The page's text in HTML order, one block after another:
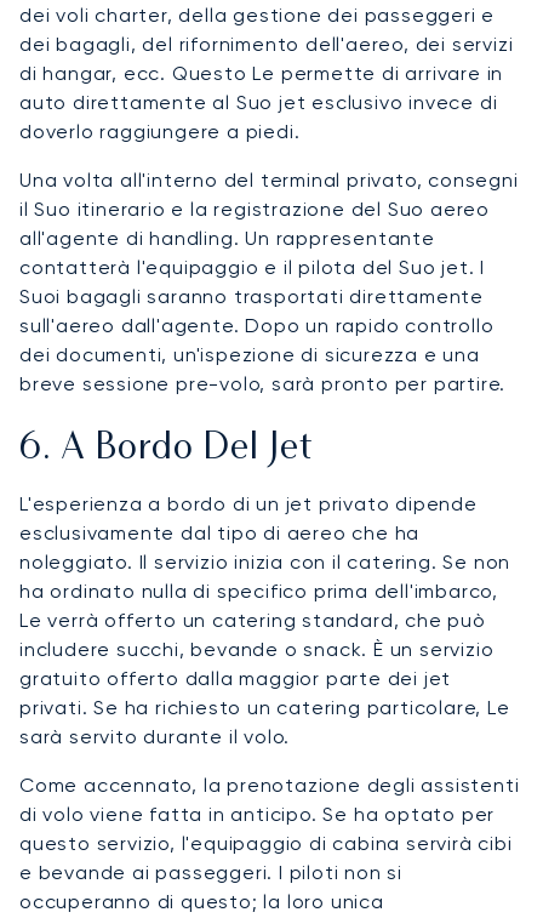
dei voli charter, della gestione dei passeggeri e
dei bagagli, del rifornimento dell'aereo, dei servizi
di hangar, ecc. Questo Le permette di arrivare in
auto direttamente al Suo jet esclusivo invece di
doverlo raggiungere a piedi.
Una volta all'interno del terminal privato, consegni
il Suo itinerario e la registrazione del Suo aereo
all'agente di handling. Un rappresentante
contatterà l'equipaggio e il pilota del Suo jet. I
Suoi bagagli saranno trasportati direttamente
sull'aereo dall'agente. Dopo un rapido controllo
dei documenti, un'ispezione di sicurezza e una
breve sessione pre-volo, sarà pronto per partire.
6. A Bordo Del Jet
L'esperienza a bordo di un jet privato dipende
esclusivamente dal tipo di aereo che ha
noleggiato. Il servizio inizia con il catering. Se non
ha ordinato nulla di specifico prima dell'imbarco,
Le verrà offerto un catering standard, che può
includere succhi, bevande o snack. È un servizio
gratuito offerto dalla maggior parte dei jet
privati. Se ha richiesto un catering particolare, Le
sarà servito durante il volo.
Come accennato, la prenotazione degli assistenti
di volo viene fatta in anticipo. Se ha optato per
questo servizio, l'equipaggio di cabina servirà cibi
e bevande ai passeggeri. I piloti non si
occuperanno di questo; la loro unica